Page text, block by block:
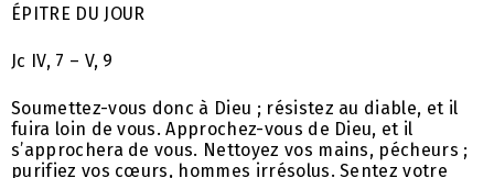
ÉPITRE DU JOUR
Jc IV, 7 – V, 9
Soumettez-vous donc à Dieu ; résistez au diable, et il
fuira loin de vous. Approchez-vous de Dieu, et il
s’approchera de vous. Nettoyez vos mains, pécheurs ;
purifiez vos cœurs, hommes irrésolus. Sentez votre